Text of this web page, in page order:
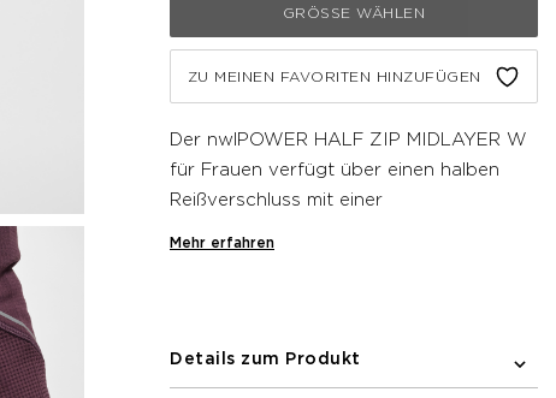
GRÖSSE WÄHLEN
ZU MEINEN FAVORITEN HINZUFÜGEN
Der nwlPOWER HALF ZIP MIDLAYER W
für Frauen verfügt über einen halben
Reißverschluss mit einer
Gewebe, um Sie kühl und trocken zu
Mehr erfahren
Details zum Produkt